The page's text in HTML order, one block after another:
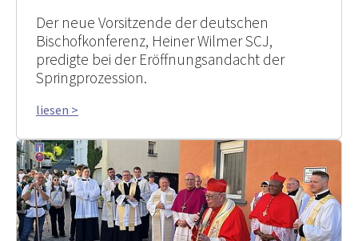
Der neue Vorsitzende der deutschen
Bischofkonferenz, Heiner Wilmer SCJ,
predigte bei der Eröffnungsandacht der
Springprozession.
liesen >